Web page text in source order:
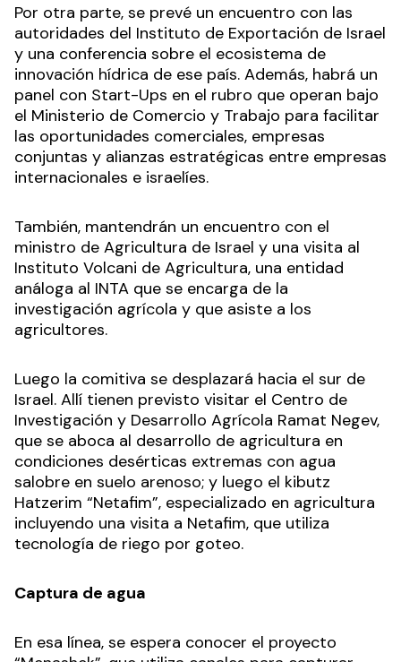
Por otra parte, se prevé un encuentro con las
autoridades del Instituto de Exportación de Israel
y una conferencia sobre el ecosistema de
innovación hídrica de ese país. Además, habrá un
panel con Start-Ups en el rubro que operan bajo
el Ministerio de Comercio y Trabajo para facilitar
las oportunidades comerciales, empresas
conjuntas y alianzas estratégicas entre empresas
internacionales e israelíes.
También, mantendrán un encuentro con el
ministro de Agricultura de Israel y una visita al
Instituto Volcani de Agricultura, una entidad
análoga al INTA que se encarga de la
investigación agrícola y que asiste a los
agricultores.
Luego la comitiva se desplazará hacia el sur de
Israel. Allí tienen previsto visitar el Centro de
Investigación y Desarrollo Agrícola Ramat Negev,
que se aboca al desarrollo de agricultura en
condiciones desérticas extremas con agua
salobre en suelo arenoso; y luego el kibutz
Hatzerim “Netafim”, especializado en agricultura
incluyendo una visita a Netafim, que utiliza
tecnología de riego por goteo.
Captura de agua
En esa línea, se espera conocer el proyecto